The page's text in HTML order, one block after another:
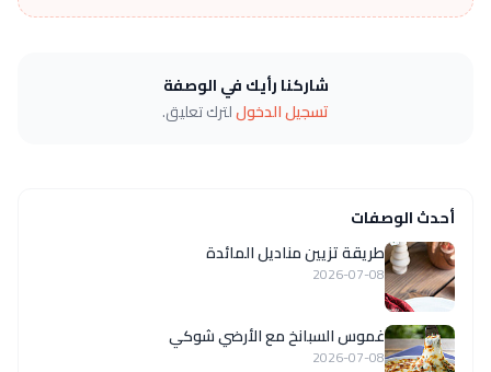
شاركنا رأيك في الوصفة
تسجيل الدخوللترك تعليق.
أحدث الوصفات
طريقة تزيين مناديل المائدة
2026-07-08
غموس السبانخ مع الأرضي شوكي
2026-07-08